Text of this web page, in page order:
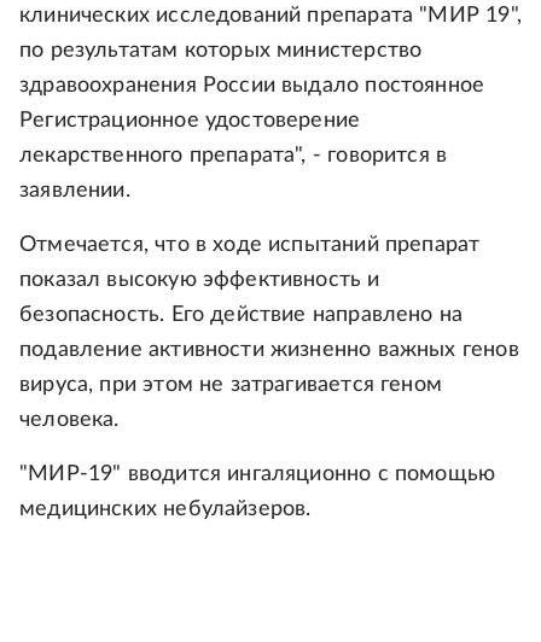
клинических исследований препарата "МИР 19",
по результатам которых министерство
здравоохранения России выдало постоянное
Регистрационное удостоверение
лекарственного препарата", - говорится в
заявлении.
Отмечается, что в ходе испытаний препарат
показал высокую эффективность и
безопасность. Его действие направлено на
подавление активности жизненно важных генов
вируса, при этом не затрагивается геном
человека.
"МИР-19" вводится ингаляционно с помощью
медицинских небулайзеров.